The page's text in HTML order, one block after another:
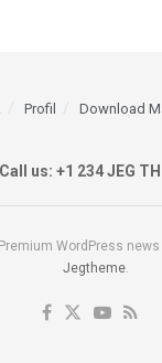
Profil Download
Call us: +1 234 JEG
WordPress
Jegtheme.